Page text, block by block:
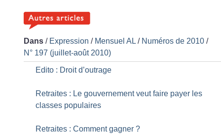
Dans / Expression / Mensuel AL / Numéros de 2010 /
N° 197 (juillet-août 2010)
Edito : Droit d’outrage
Retraites : Le gouvernement veut faire payer les
classes populaires
Retraites : Comment gagner ?